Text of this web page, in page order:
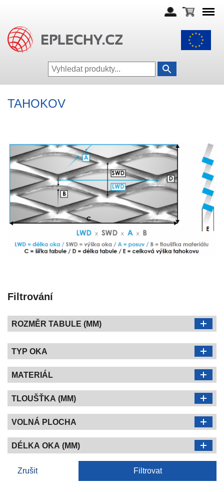
TAHOKOV
Filtrování
ROZMĚR TABULE (MM)
TYP OKA
MATERIÁL
TLOUŠŤKA (MM)
VOLNÁ PLOCHA
DÉLKA OKA (MM)
Zrušit Filtrovat